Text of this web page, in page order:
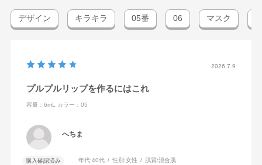
デザイン キラキラ 05番 06 マスク
2026.7.9
プルプルリップを作るにはこれ
容量：6mL カラー：05
へちま
購入確認済み 年代:40代 性別:女性 肌質:混合肌